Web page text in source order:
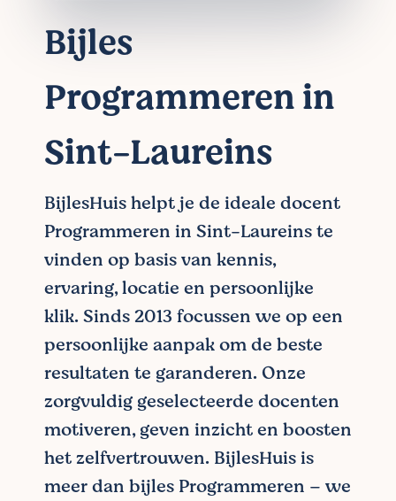
Bijles
Programmeren in
Sint-Laureins
BijlesHuis helpt je de ideale docent
Programmeren in Sint-Laureins te
vinden op basis van kennis,
ervaring, locatie en persoonlijke
klik. Sinds 2013 focussen we op een
persoonlijke aanpak om de beste
resultaten te garanderen. Onze
zorgvuldig geselecteerde docenten
motiveren, geven inzicht en boosten
het zelfvertrouwen. BijlesHuis is
meer dan bijles Programmeren – we